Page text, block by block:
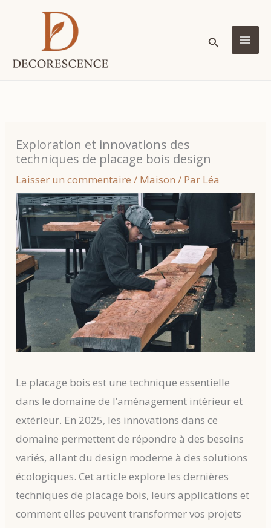
Rechercher
Exploration et innovations des
techniques de placage bois design
Laisser un commentaire / Maison / Par Léa
Le placage bois est une technique essentielle
dans le domaine de l’aménagement intérieur et
extérieur. En 2025, les innovations dans ce
domaine permettent de répondre à des besoins
variés, allant du design moderne à des solutions
écologiques. Cet article explore les dernières
techniques de placage bois, leurs applications et
comment elles peuvent transformer vos projets